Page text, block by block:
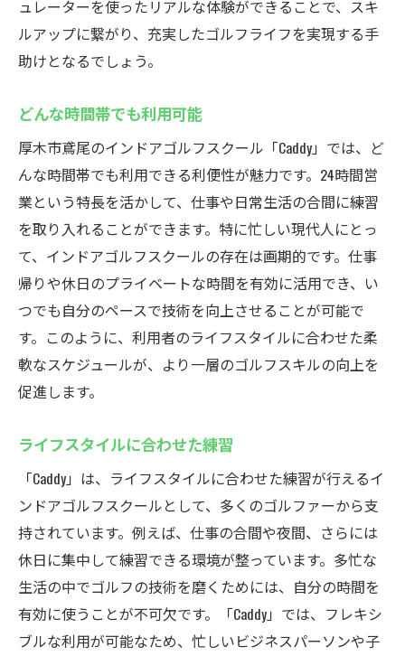
ュレーターを使ったリアルな体験ができることで、スキ
ルアップに繋がり、充実したゴルフライフを実現する手
助けとなるでしょう。
どんな時間帯でも利用可能
厚木市鳶尾のインドアゴルフスクール「Caddy」では、ど
んな時間帯でも利用できる利便性が魅力です。24時間営
業という特長を活かして、仕事や日常生活の合間に練習
を取り入れることができます。特に忙しい現代人にとっ
て、インドアゴルフスクールの存在は画期的です。仕事
帰りや休日のプライベートな時間を有効に活用でき、い
つでも自分のペースで技術を向上させることが可能で
す。このように、利用者のライフスタイルに合わせた柔
軟なスケジュールが、より一層のゴルフスキルの向上を
促進します。
ライフスタイルに合わせた練習
「Caddy」は、ライフスタイルに合わせた練習が行えるイ
ンドアゴルフスクールとして、多くのゴルファーから支
持されています。例えば、仕事の合間や夜間、さらには
休日に集中して練習できる環境が整っています。多忙な
生活の中でゴルフの技術を磨くためには、自分の時間を
有効に使うことが不可欠です。「Caddy」では、フレキシ
ブルな利用が可能なため、忙しいビジネスパーソンや子